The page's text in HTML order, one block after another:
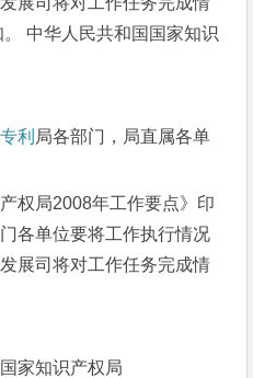
中华人民共和国国家知识
专利 局各部门，局直属各单
局2008年工作要点》印
各单位要将工作执行情况
展司将对工作任务完成情
知识产权局